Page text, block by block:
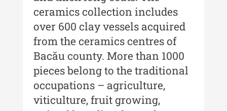
Acta Pangratia II (2024)
Acta Pangratia III (2025)
Indexul Complet
Alte publicatii, cataloage, volume de
autor
ceramics collection includes
over 600 clay vessels acquired
from the ceramics centres of
Bacău county. More than 1000
pieces belong to the traditional
occupations – agriculture,
viticulture, fruit growing,